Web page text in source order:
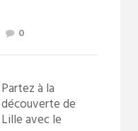
septembre
2026
0
Partez à la
découverte de
Lille avec le